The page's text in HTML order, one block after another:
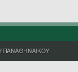
ΠΑΝΑΘΗΝΑΙΚΟΥ